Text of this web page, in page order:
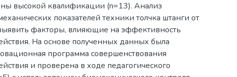
высокой квалификации (n=13). Анализ
показателей техники толчка штанги от
факторы, влияющие на эффективность
На основе полученных данных была
программа совершенствования
и проверена в ходе педагогического